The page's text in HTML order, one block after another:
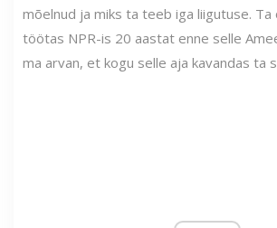
mõelnud ja miks ta teeb iga liigutuse. Ta
töötas NPR-is 20 aastat enne selle
ma arvan, et kogu selle aja kavandas ta